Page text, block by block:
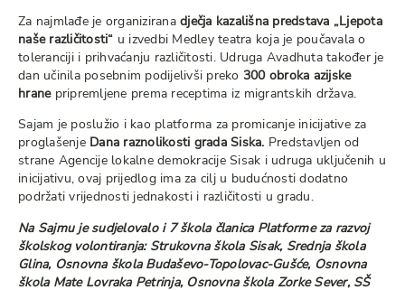
Za najmlađe je organizirana dječja kazališna predstava „Ljepota
naše različitosti“ u izvedbi Medley teatra koja je poučavala o
toleranciji i prihvaćanju različitosti. Udruga Avadhuta također je
dan učinila posebnim podijelivši preko 300 obroka azijske
hranepripremljene prema receptima iz migrantskih država.
Sajam je poslužio i kao platforma za promicanje inicijative za
proglašenje Dana raznolikosti grada Siska. Predstavljen od
strane Agencije lokalne demokracije Sisak i udruga uključenih u
inicijativu, ovaj prijedlog ima za cilj u budućnosti dodatno
podržati vrijednosti jednakosti i različitosti u gradu.
Na Sajmu je sudjelovalo i 7 škola članica Platforme za razvoj
školskog volontiranja: Strukovna škola Sisak, Srednja škola
Glina, Osnovna škola Budaševo-Topolovac-Gušće, Osnovna
škola Mate Lovraka Petrinja, Osnovna škola Zorke Sever, SŠ